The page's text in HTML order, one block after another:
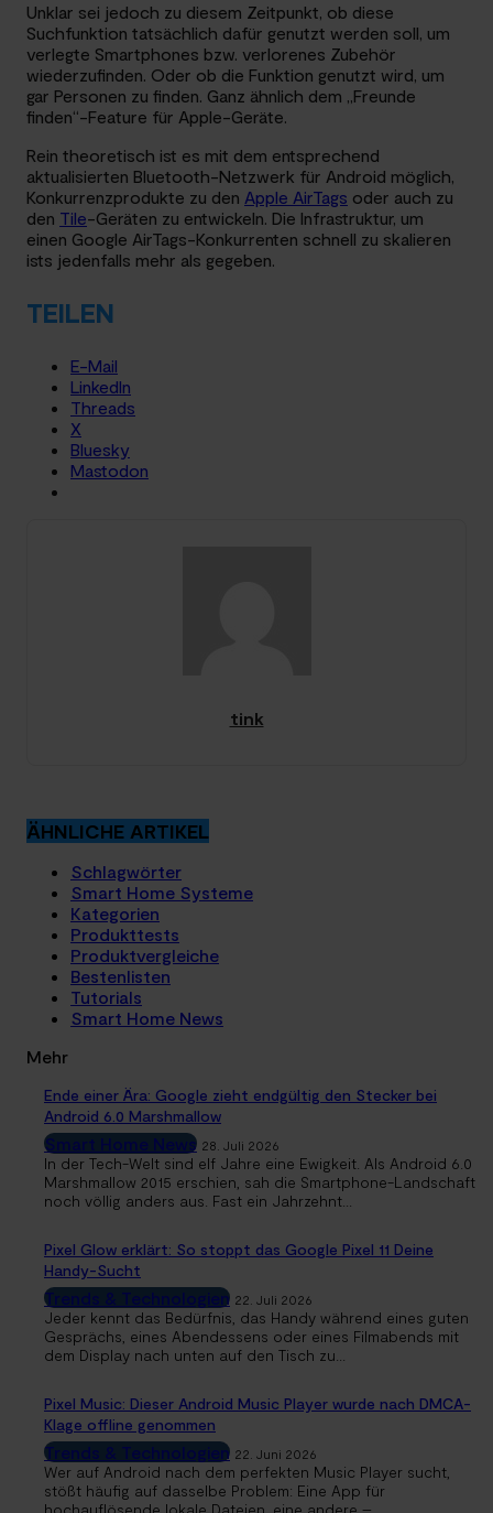
Unklar sei jedoch zu diesem Zeitpunkt, ob diese
Suchfunktion tatsächlich dafür genutzt werden soll, um
verlegte Smartphones bzw. verlorenes Zubehör
wiederzufinden. Oder ob die Funktion genutzt wird, um
gar Personen zu finden. Ganz ähnlich dem „Freunde
finden“-Feature für Apple-Geräte.
Rein theoretisch ist es mit dem entsprechend
aktualisierten Bluetooth-Netzwerk für Android möglich,
Konkurrenzprodukte zu den Apple AirTags oder auch zu
den Tile-Geräten zu entwickeln. Die Infrastruktur, um
einen Google AirTags-Konkurrenten schnell zu skalieren
ists jedenfalls mehr als gegeben.
TEILEN
E-Mail
LinkedIn
Threads
X
Bluesky
Mastodon
tink
ÄHNLICHE ARTIKEL
Schlagwörter
Smart Home Systeme
Kategorien
Produkttests
Produktvergleiche
Bestenlisten
Tutorials
Smart Home News
Mehr
Ende einer Ära: Google zieht endgültig den Stecker bei
Android 6.0 Marshmallow
Smart Home News 28. Juli 2026
In der Tech-Welt sind elf Jahre eine Ewigkeit. Als Android 6.0
Marshmallow 2015 erschien, sah die Smartphone-Landschaft
noch völlig anders aus. Fast ein Jahrzehnt...
Pixel Glow erklärt: So stoppt das Google Pixel 11 Deine
Handy-Sucht
Trends & Technologien 22. Juli 2026
Jeder kennt das Bedürfnis, das Handy während eines guten
Gesprächs, eines Abendessens oder eines Filmabends mit
dem Display nach unten auf den Tisch zu...
Pixel Music: Dieser Android Music Player wurde nach DMCA-
Klage offline genommen
Trends & Technologien 22. Juni 2026
Wer auf Android nach dem perfekten Music Player sucht,
stößt häufig auf dasselbe Problem: Eine App für